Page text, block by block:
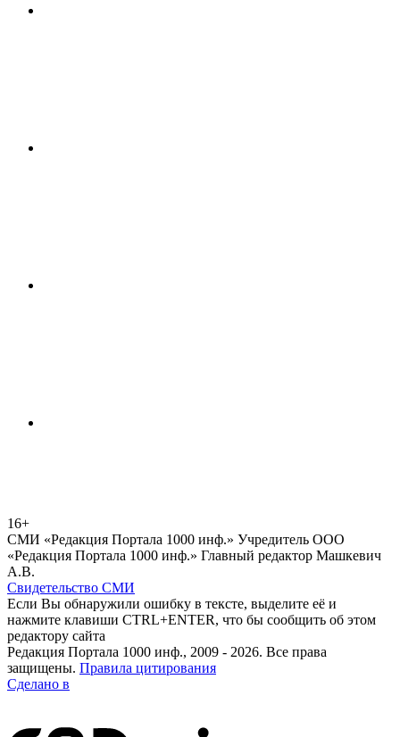
16+
СМИ «Редакция Портала 1000 инф.» Учредитель ООО
«Редакция Портала 1000 инф.» Главный редактор Машкевич
А.В.
Свидетельство СМИ
Если Вы обнаружили ошибку в тексте, выделите её и
нажмите клавиши CTRL+ENTER, что бы сообщить об этом
редактору сайта
Редакция Портала 1000 инф., 2009 - 2026. Все права
защищены. Правила цитирования
Сделано в